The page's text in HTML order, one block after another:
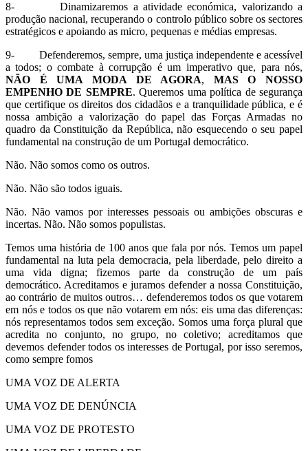
8- Dinamizaremos a atividade económica, valorizando a
produção nacional, recuperando o controlo público sobre os sectores
estratégicos e apoiando as micro, pequenas e médias empresas.
9- Defenderemos, sempre, uma justiça independente e acessível
a todos; o combate à corrupção é um imperativo que, para nós,
NÃO É UMA MODA DE AGORA, MAS O NOSSO
EMPENHO DE SEMPRE. Queremos uma política de segurança
que certifique os direitos dos cidadãos e a tranquilidade pública, e é
nossa ambição a valorização do papel das Forças Armadas no
quadro da Constituição da República, não esquecendo o seu papel
fundamental na construção de um Portugal democrático.
Não. Não somos como os outros.
Não. Não são todos iguais.
Não. Não vamos por interesses pessoais ou ambições obscuras e
incertas. Não. Não somos populistas.
Temos uma história de 100 anos que fala por nós. Temos um papel
fundamental na luta pela democracia, pela liberdade, pelo direito a
uma vida digna; fizemos parte da construção de um país
democrático. Acreditamos e juramos defender a nossa Constituição,
ao contrário de muitos outros… defenderemos todos os que votarem
em nós e todos os que não votarem em nós: eis uma das diferenças:
nós representamos todos sem exceção. Somos uma força plural que
acredita no conjunto, no grupo, no coletivo; acreditamos que
devemos defender todos os interesses de Portugal, por isso seremos,
como sempre fomos
UMA VOZ DE ALERTA
UMA VOZ DE DENÚNCIA
UMA VOZ DE PROTESTO